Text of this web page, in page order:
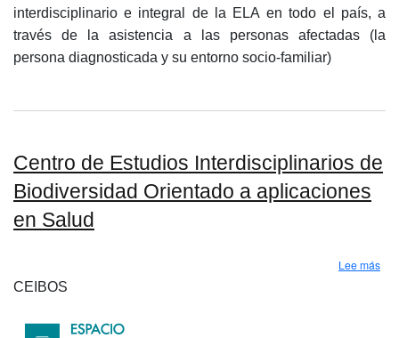
interdisciplinario e integral de la ELA en todo el país, a
través de la asistencia a las personas afectadas (la
persona diagnosticada y su entorno socio-familiar)
Centro de Estudios Interdisciplinarios de
Biodiversidad Orientado a aplicaciones
en Salud
Lee más
CEIBOS